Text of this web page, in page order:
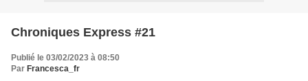
Chroniques Express #21
Publié le 03/02/2023 à 08:50
Par Francesca_fr